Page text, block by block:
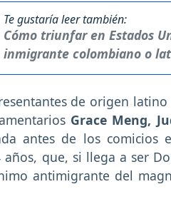
Te gustaría leer también:
Cómo triunfar en Estados
inmigrante colombiano o
de origen latino
Grace Meng,
antes de los comicios
que, si llega a ser
antimigrante del